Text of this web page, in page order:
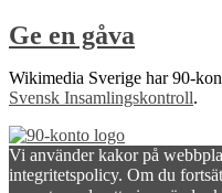
Ge en gåva
Wikimedia Sverige har 90-
Svensk Insamlingskontroll.
Vi använder kakor på
integritetspolicy. Om du